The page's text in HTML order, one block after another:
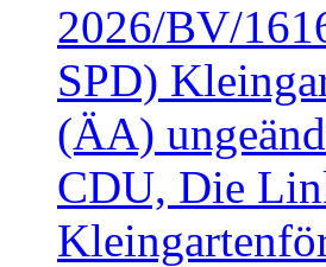
2026/BV/
SPD)
(ÄA)
CDU, Die